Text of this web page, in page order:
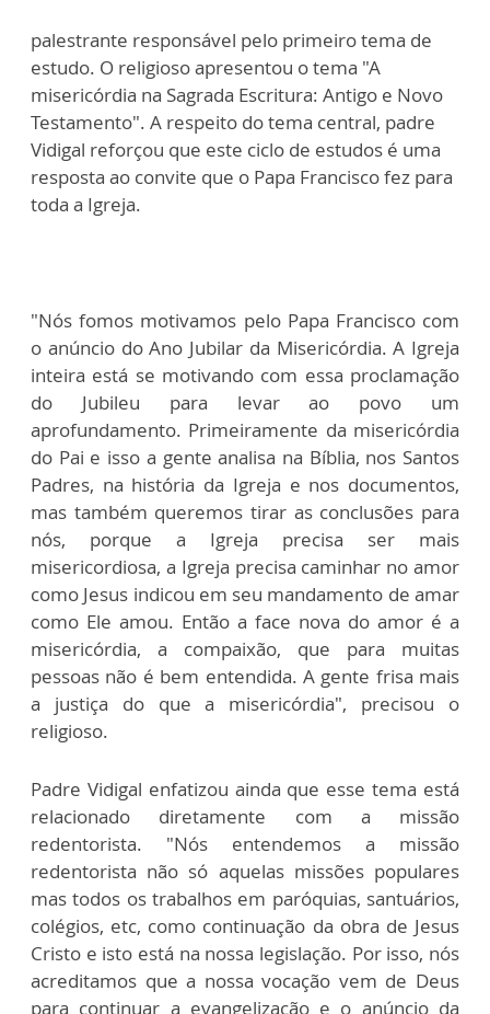
palestrante responsável pelo primeiro tema de
estudo. O religioso apresentou o tema "A
misericórdia na Sagrada Escritura: Antigo e Novo
Testamento". A respeito do tema central, padre
Vidigal reforçou que este ciclo de estudos é uma
resposta ao convite que o Papa Francisco fez para
toda a Igreja.
"Nós fomos motivamos pelo Papa Francisco com
o anúncio do Ano Jubilar da Misericórdia. A Igreja
inteira está se motivando com essa proclamação
do Jubileu para levar ao povo um
aprofundamento. Primeiramente da misericórdia
do Pai e isso a gente analisa na Bíblia, nos Santos
Padres, na história da Igreja e nos documentos,
mas também queremos tirar as conclusões para
nós, porque a Igreja precisa ser mais
misericordiosa, a Igreja precisa caminhar no amor
como Jesus indicou em seu mandamento de amar
como Ele amou. Então a face nova do amor é a
misericórdia, a compaixão, que para muitas
pessoas não é bem entendida. A gente frisa mais
a justiça do que a misericórdia", precisou o
religioso.
Padre Vidigal enfatizou ainda que esse tema está
relacionado diretamente com a missão
redentorista. "Nós entendemos a missão
redentorista não só aquelas missões populares
mas todos os trabalhos em paróquias, santuários,
colégios, etc, como continuação da obra de Jesus
Cristo e isto está na nossa legislação. Por isso, nós
acreditamos que a nossa vocação vem de Deus
para continuar a evangelização e o anúncio da